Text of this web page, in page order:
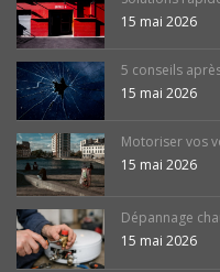
15 mai 2026
5 conseils
15 mai 2026
Motoriser vos
15 mai 2026
Dépannage
15 mai 2026